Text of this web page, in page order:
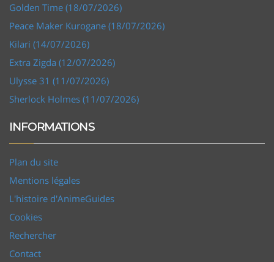
Golden Time (18/07/2026)
Peace Maker Kurogane (18/07/2026)
Kilari (14/07/2026)
Extra Zigda (12/07/2026)
Ulysse 31 (11/07/2026)
Sherlock Holmes (11/07/2026)
INFORMATIONS
Plan du site
Mentions légales
L'histoire d'AnimeGuides
Cookies
Rechercher
Contact